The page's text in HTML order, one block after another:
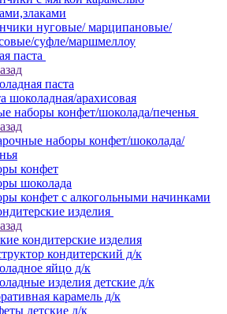
нуговые/ марципановые/
суфле/маршмеллоу
паста
паста
шоколадная/арахисовая
наборы конфет/шоколада/печенья
наборы конфет/шоколада/
конфет
шоколада
конфет с алкогольными начинками
изделия
кондитерские изделия
кондитерский д/к
яйцо д/к
изделия детские д/к
карамель д/к
детские д/к